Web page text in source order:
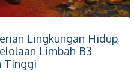
Lingkungan Hidup,
Limbah B3
Tinggi